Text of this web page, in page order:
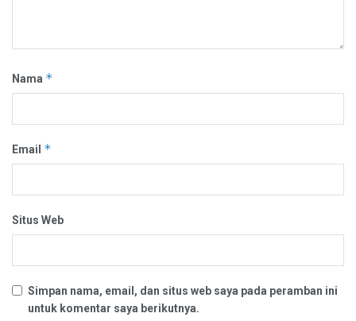
Nama *
Email *
Situs Web
Simpan nama, email, dan situs web saya pada peramban ini
untuk komentar saya berikutnya.